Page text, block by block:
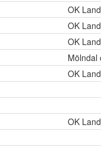
OK
OK
OK
Mölndal
OK
OK